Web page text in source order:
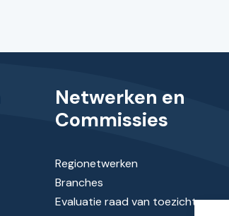
Netwerken en
Commissies
Regionetwerken
Branches
Evaluatie raad van toezicht